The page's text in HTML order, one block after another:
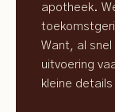
apotheek.
Want, al
uitvoering
kleine